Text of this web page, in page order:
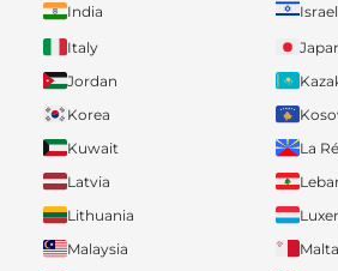
India
Israel
Italy
Jordan
Korea
Kuwait
La
Latvia
Lithuania
Malaysia
Malta